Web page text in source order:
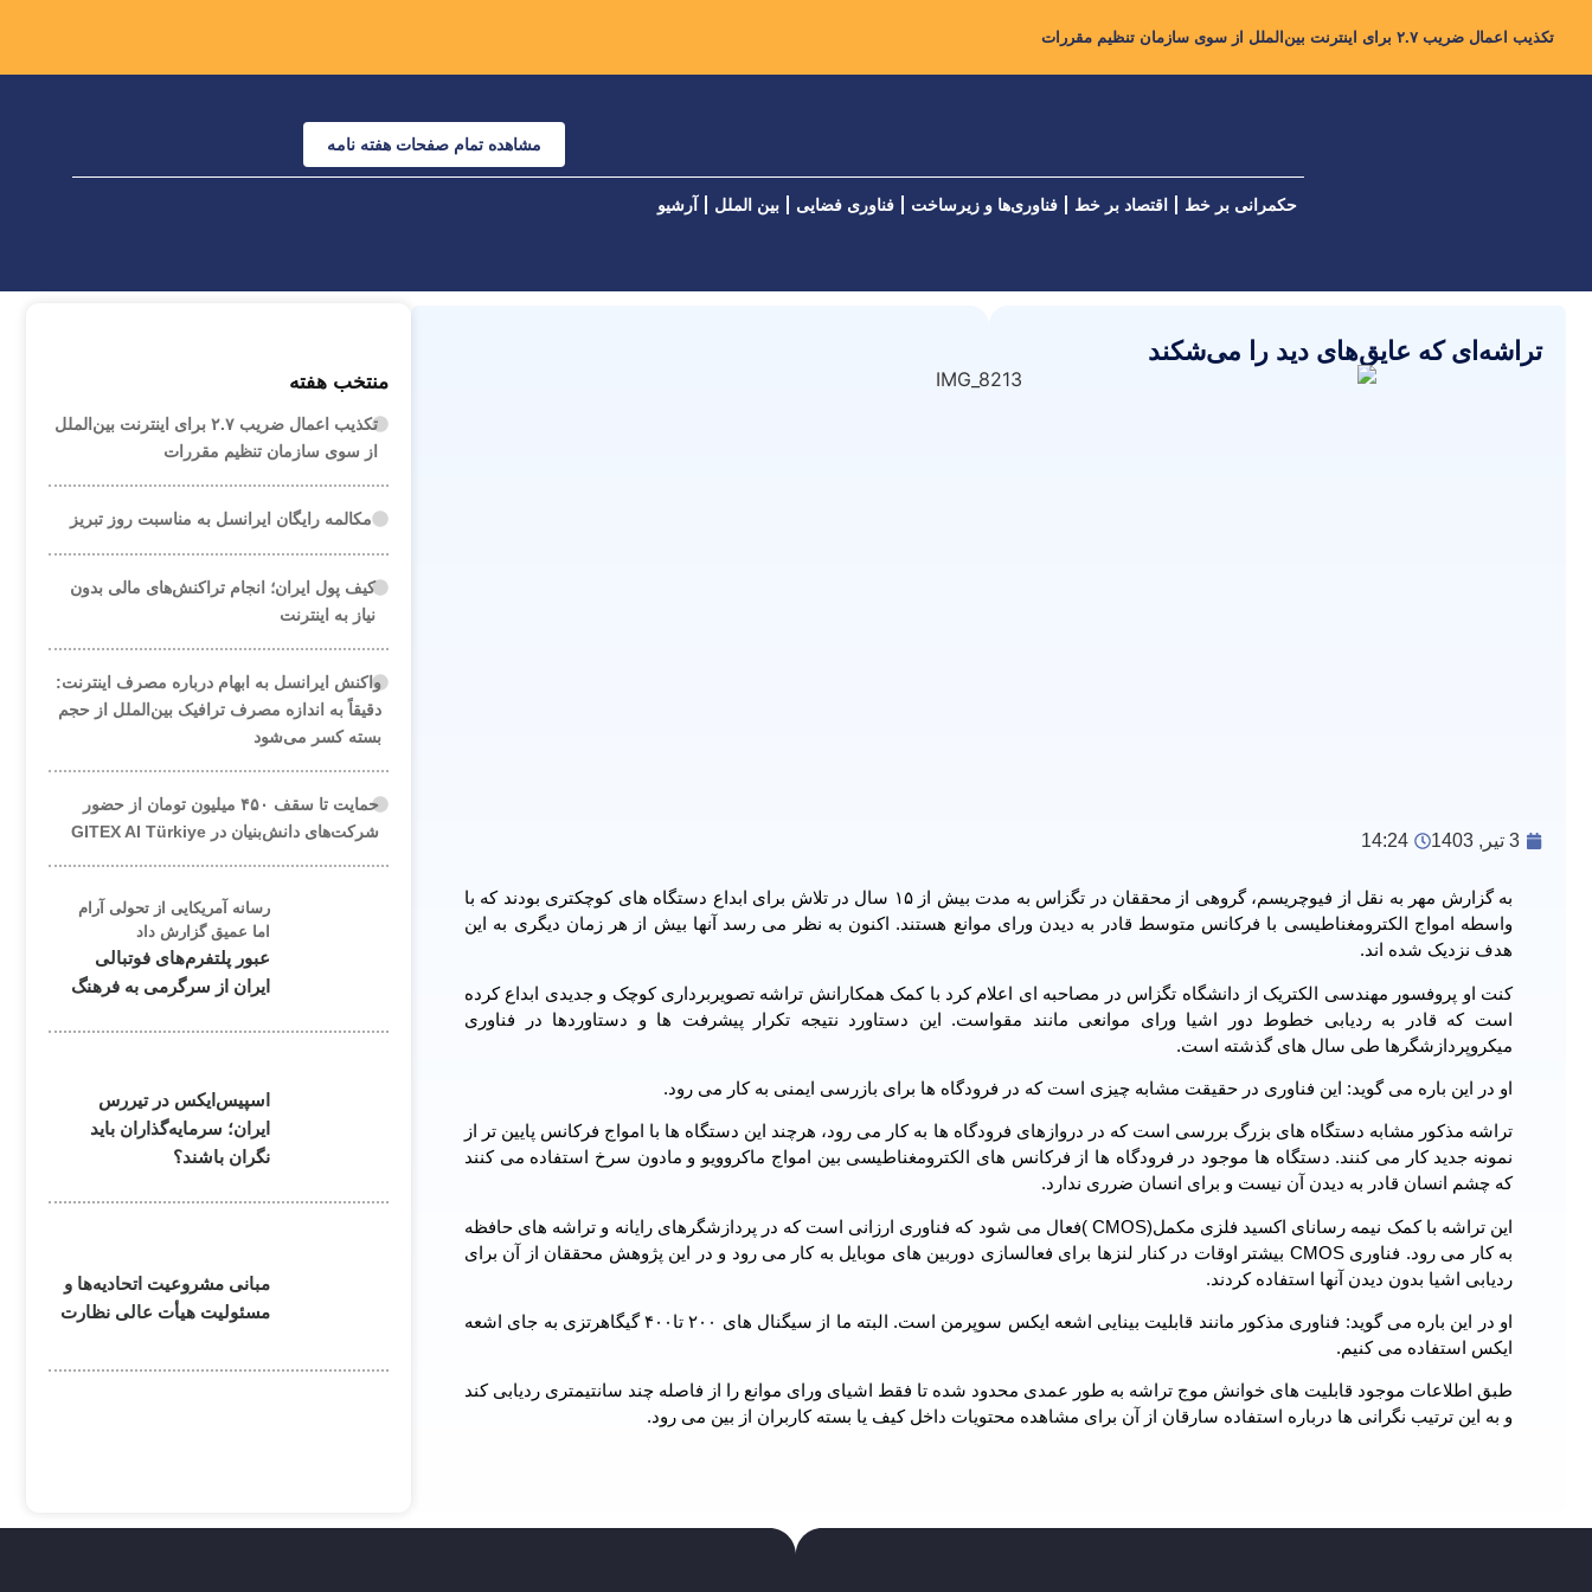
تکذیب اعمال ضریب ۲.۷ برای اینترنت بین‌الملل از سوی سازمان تنظیم مقررات
مشاهده تمام صفحات هفته نامه
حکمرانی بر خط اقتصاد بر خط فناوری‌ها و زیرساخت فناوری فضایی بین الملل آرشیو
تراشه‌ای که عایق‌های دید را می‌شکند
3 تیر, 1403 14:24
به گزارش مهر به نقل از فیوچریسم، گروهی از محققان در تگزاس به مدت بیش از ۱۵ سال در تلاش برای ابداع دستگاه های کوچکتری بودند که با
واسطه امواج الکترومغناطیسی با فرکانس متوسط قادر به دیدن ورای موانع هستند. اکنون به نظر می رسد آنها بیش از هر زمان دیگری به این
هدف نزدیک شده اند.
کنت او پروفسور مهندسی الکتریک از دانشگاه تگزاس در مصاحبه ای اعلام کرد با کمک همکارانش تراشه تصویربرداری کوچک و جدیدی ابداع کرده
است که قادر به ردیابی خطوط دور اشیا ورای موانعی مانند مقواست. این دستاورد نتیجه تکرار پیشرفت ها و دستاوردها در فناوری
میکروپردازشگرها طی سال های گذشته است.
او در این باره می گوید: این فناوری در حقیقت مشابه چیزی است که در فرودگاه ها برای بازرسی ایمنی به کار می رود.
تراشه مذکور مشابه دستگاه های بزرگ بررسی است که در دروازهای فرودگاه ها به کار می رود، هرچند این دستگاه ها با امواج فرکانس پایین تر از
نمونه جدید کار می کنند. دستگاه ها موجود در فرودگاه ها از فرکانس های الکترومغناطیسی بین امواج ماکروویو و مادون سرخ استفاده می کنند
که چشم انسان قادر به دیدن آن نیست و برای انسان ضرری ندارد.
این تراشه با کمک نیمه رسانای اکسید فلزی مکمل(CMOS )فعال می شود که فناوری ارزانی است که در پردازشگرهای رایانه و تراشه های حافظه
به کار می رود. فناوری CMOS بیشتر اوقات در کنار لنزها برای فعالسازی دوربین های موبایل به کار می رود و در این پژوهش محققان از آن برای
ردیابی اشیا بدون دیدن آنها استفاده کردند.
او در این باره می گوید: فناوری مذکور مانند قابلیت بینایی اشعه ایکس سوپرمن است. البته ما از سیگنال های ۲۰۰ تا۴۰۰ گیگاهرتزی به جای اشعه
ایکس استفاده می کنیم.
طبق اطلاعات موجود قابلیت های خوانش موج تراشه به طور عمدی محدود شده تا فقط اشیای ورای موانع را از فاصله چند سانتیمتری ردیابی کند
و به این ترتیب نگرانی ها درباره استفاده سارقان از آن برای مشاهده محتویات داخل کیف یا بسته کاربران از بین می رود.
منتخب هفته
تکذیب اعمال ضریب ۲.۷ برای اینترنت بین‌الملل
از سوی سازمان تنظیم مقررات
مکالمه رایگان ایرانسل به مناسبت روز تبریز
کیف پول ایران؛ انجام تراکنش‌های مالی بدون
نیاز به اینترنت
واکنش ایرانسل به ابهام درباره مصرف اینترنت:
دقیقاً به اندازه مصرف ترافیک بین‌الملل از حجم
بسته کسر می‌شود
حمایت تا سقف ۴۵۰ میلیون تومان از حضور
شرکت‌های دانش‌بنیان در GITEX AI Türkiye
رسانه آمریکایی از تحولی آرام
اما عمیق گزارش داد
عبور پلتفرم‌های فوتبالی
ایران از سرگرمی به فرهنگ
اسپیس‌ایکس در تیررس
ایران؛ سرمایه‌گذاران باید
نگران باشند؟
مبانی مشروعیت اتحادیه‌ها و
مسئولیت هیأت عالی نظارت